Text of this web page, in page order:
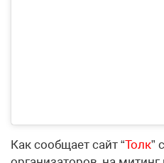
Как сообщает сайт “Толк”